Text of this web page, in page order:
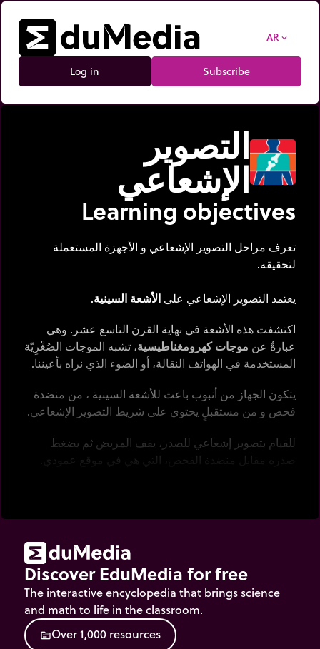
AR expand_more
Log in Subscribe
التصوير
الإشعاعي
Learning objectives
تعرف مراحل التصوير الإشعاعي و الأجهزة المستعملة
لتحقيقه.
يعتمد التصوير الإشعاعي على الأشعة السينية.
اكتشفت هذه الأشعة في نهاية القرن التاسع عشر. وهي
عبارةٌ عن موجات كهرومغناطيسية، تشبه الموجات الصُغْرِيّة
المستخدمة في الهواتف النقالة، أو الضوء الذي نراه بأعيننا.
يتكون الجهاز من أنبوب باعث للأشعة السينية ، من منضدة
فحص و من مستقبلٍ يحتوي على شريط التصوير الإشعاعي.
للقيام بتصوير إشعاعي للصدر، يقف المريض ثم يضغط
صدره مقابل منضدة الفحص، التي هي في موقع عمودي.
يطلب من المريض أن يقوم بالشهيق لتمتلئ كلتا رئتيه ثم يتم
تميل التقنية الحالية إلى استبدال شريط التصوير الإشعاعي
مسجلة رقمية
Discover EduMedia for free
The interactive encyclopedia that brings science
and math to life in the classroom.
sourceOver1,000 resources